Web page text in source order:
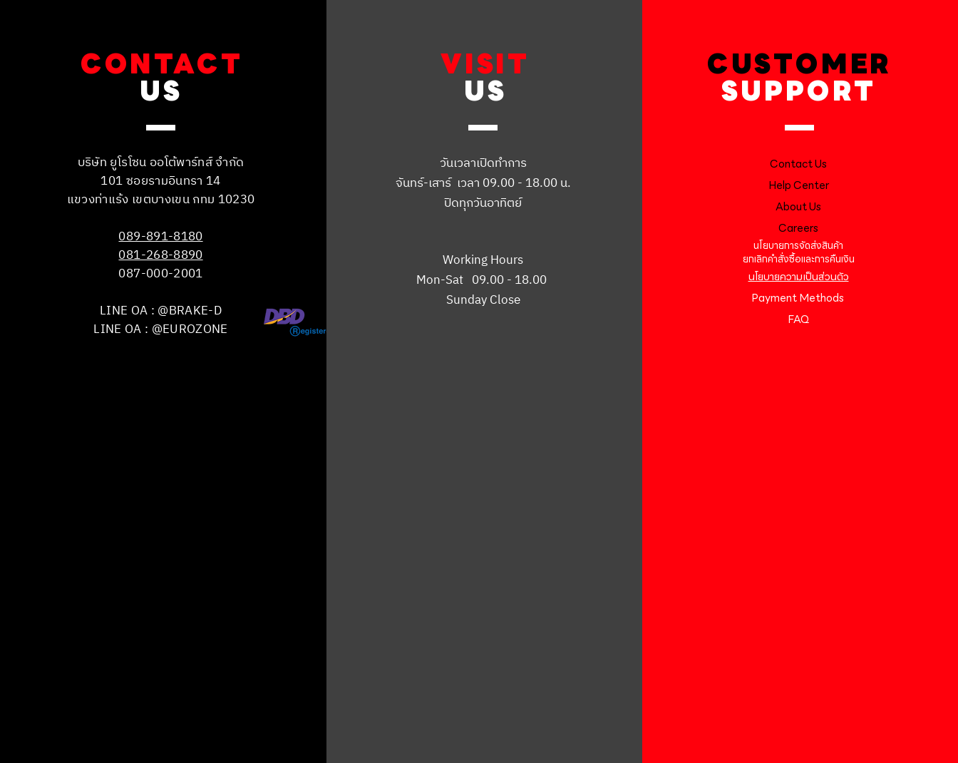
CONTACT
US
บริษัท ยูโรโซน ออโต้พาร์ทส์ จำกัด
101 ซอยรามอินทรา 14
แขวงท่าแร้ง เขตบางเขน กทม 10230
089-891-8180
081-268-8890
087-000-2001
LINE OA : @BRAKE-D
LINE OA : @EUROZONE
VISIT
US
วันเวลาเปิดทำการ
จันทร์-เสาร์ เวลา 09.00 - 18.00 น.
ปิดทุกวันอาทิตย์
Working Hours
Mon-Sat 09.00 - 18.00
Sunday Close
CUSTOMER
SUPPORT
Contact Us
Help Center
About Us
Careers
นโยบายการจัดส่งสินค้า
ยกเลิกคำสั่งซื้อและการคืนเงิน
นโยบายความเป็นส่วนตัว
Payment Methods
FAQ